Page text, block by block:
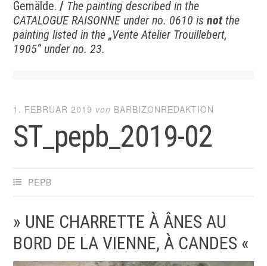
Gemälde./ The painting described in the
CATALOGUE RAISONNE under no. 0610 isnotthe
painting listed in the „Vente Atelier Trouillebert,
1905“ under no. 23.
1. FEBRUAR 2019 von BARBIZONREDAKTION
ST_pepb_2019-02
PEPB
» UNE CHARRETTE À ÂNES AU
BORD DE LA VIENNE, À CANDES «